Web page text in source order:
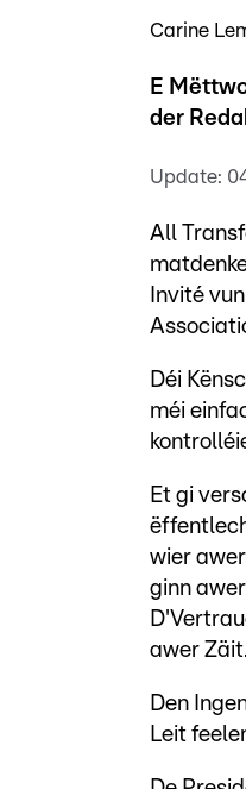
Carine
E
der
Update:
All
Invité
Déi
méi
Et gi
wier
ginn
awer
Den
Leit